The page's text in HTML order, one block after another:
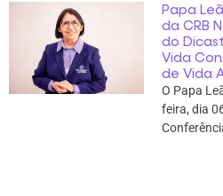
Papa
da CRB
do
Vida
de Vida
O Papa
feira, dia